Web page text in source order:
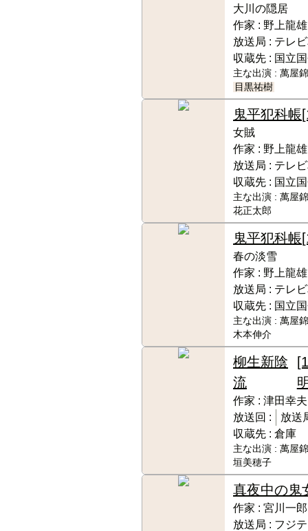
大川の隠居
作家 : 野上龍雄
放送局 : テレ
収蔵先 : 国立
主な出演 : 萬屋
目黒祐樹
鬼平犯科帳
女賊
作家 : 野上龍雄
放送局 : テレ
収蔵先 : 国立
主な出演 : 萬屋
花正太郎
鬼平犯科帳
春の淡雪
作家 : 野上龍雄
放送局 : テレ
収蔵先 : 国立
主な出演 : 萬屋
木本伸介
柳生新陰
流
作家 : 津田幸
放送回 :
放送
収蔵先 : 倉庫
主な出演 : 萬屋
垣美穂子
真夜中の鬼
作家 : 宮川一郎
放送局 : フジ